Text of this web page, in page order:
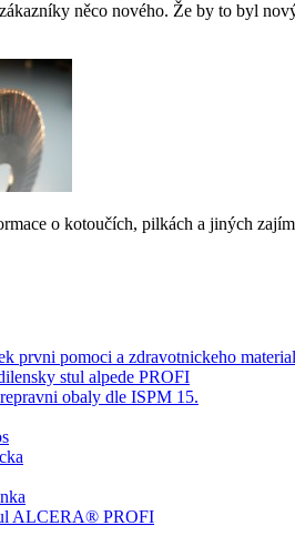
něco nového. Že by to byl
o kotoučích, pilkách a jiných
prvni pomoci a zdravotnickeho
stul alpede PROFI
obaly dle ISPM 15.
ALCERA® PROFI